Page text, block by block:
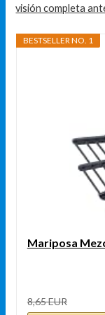
visión completa
BESTSELLER NO. 1
Mariposa
8,65 EUR